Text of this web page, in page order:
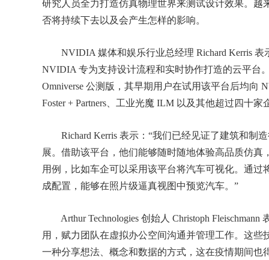
研究人员全力打造仿真物理世界来测试设计效果。
否将持续下去以及会产生怎样的影响。
NVIDIA 媒体和娱乐行业总经理 Richard Kerris 表
NVIDIA 专为支持设计流程和实时协作打造的云平台
Omniverse 公测版，其早期用户在试用该平台后均向
Foster + Partners、工业光魔 ILM 以及其他超过四十家
Richard Kerris 表示：“我们已经见证了建筑和制
展。借助该平台，他们能够随时随地体验高品质仿
用例，比如车企可以采用该平台将汽车可视化。通
成配置，能够在照片级逼真视图中预览汽车。”
Arthur Technologies 创始人 Christoph Fleischmann
用，赋力团队在虚拟办公空间沟通并管理工作。这
一种分享想法、概念和数据的方式，这在疫情期间也